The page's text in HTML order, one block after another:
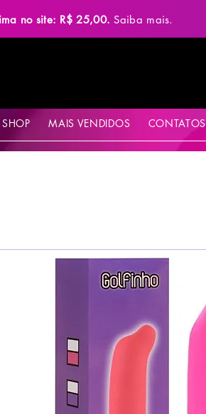
no site: R$ 25,00.Saiba mais.
SHOP MAIS VENDIDOS CONTATOS